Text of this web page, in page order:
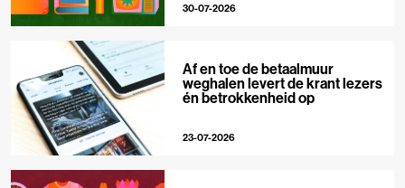
30-07-2026
Af en toe de betaalmuur
weghalen levert de krant lezers
én betrokkenheid op
23-07-2026